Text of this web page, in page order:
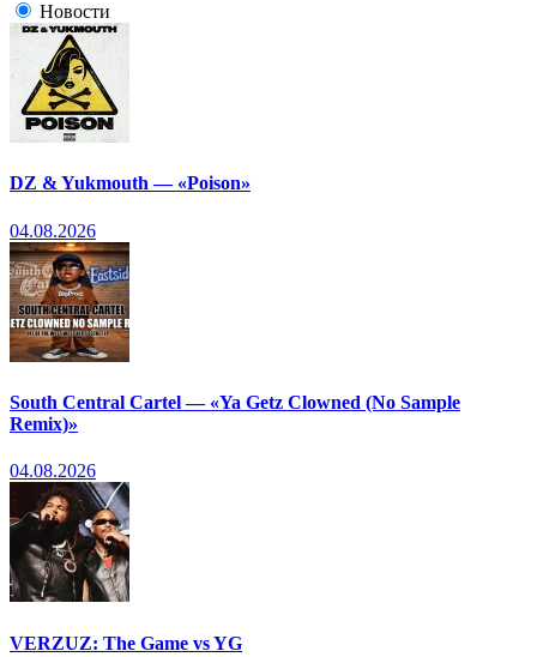
Новости
DZ & Yukmouth — «Poison»
04.08.2026
South Central Cartel — «Ya Getz Clowned (No Sample
Remix)»
04.08.2026
VERZUZ: The Game vs YG